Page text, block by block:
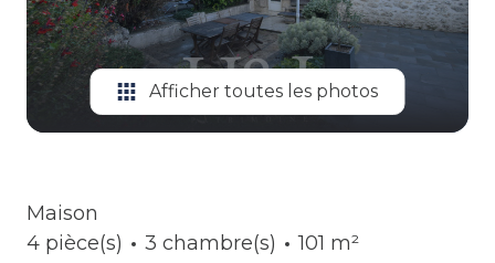
LOCATIVE
Afficher toutes les photos
Maison
4 pièce(s)
3 chambre(s) 101 m²